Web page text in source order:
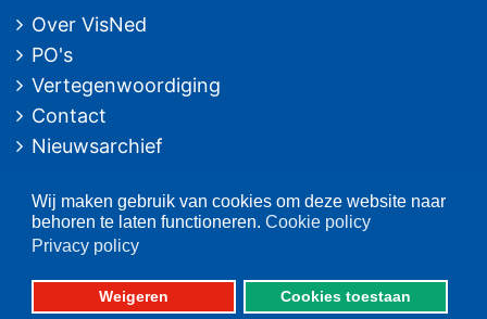
Wij maken gebruik van cookies om deze website naar
behoren te laten functioneren. Cookie policy
Privacy policy
Weigeren Cookies toestaan
Over VisNed
PO's
Vertegenwoordiging
Contact
Nieuwsarchief
Contactinformatie
Postbus 59